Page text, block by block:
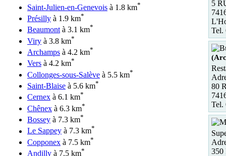
Saint-Julien-en-Genevois à 1.8 km*
Présilly à 1.9 km*
Beaumontà 3.1 km*
Viry à 3.8 km*
Archamps à 4.2 km*
Vers à 4.2 km*
Collonges-sous-Salève à 5.5 km*
Saint-Blaise à 5.6 km*
Cernex à 6.1 km*
Chênex à 6.3 km*
Bossey à 7.3 km*
Le Sappey à 7.3 km*
Copponex à 7.5 km*
Andilly à 7.5 km*
5
Tel.
80
Tel.
350